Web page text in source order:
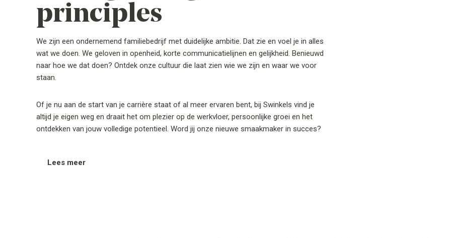
principles
We zijn een ondernemend familiebedrijf met duidelijke ambitie. Dat zie en voel je in alles
wat we doen. We geloven in openheid, korte communicatielijnen en gelijkheid. Benieuwd
naar hoe we dat doen? Ontdek onze cultuur die laat zien wie we zijn en waar we voor
staan.
Of je nu aan de start van je carrière staat of al meer ervaren bent, bij Swinkels vind je
altijd je eigen weg en draait het om plezier op de werkvloer, persoonlijke groei en het
ontdekken van jouw volledige potentieel. Word jij onze nieuwe smaakmaker in succes?
Lees meer